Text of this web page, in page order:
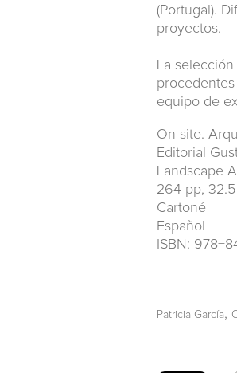
(Portugal).
proyectos.
La
equipo de
On site.
Editorial
Landscape
264 pp,
Cartoné
Español
ISBN:
Patricia García,